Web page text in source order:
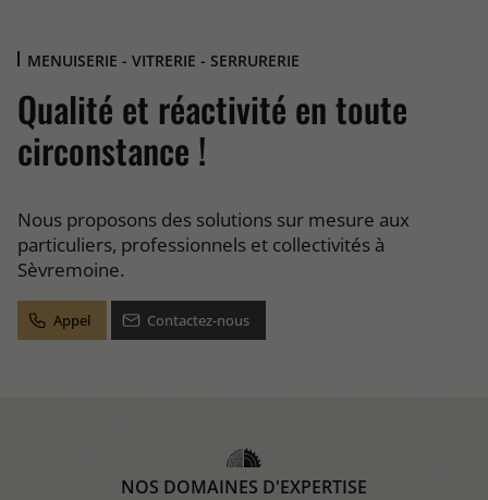
MENUISERIE - VITRERIE - SERRURERIE
Qualité et réactivité en toute
circonstance !
Nous proposons des solutions sur mesure aux
particuliers, professionnels et collectivités à
Sèvremoine.
Appel Contactez-nous
NOS DOMAINES D'EXPERTISE